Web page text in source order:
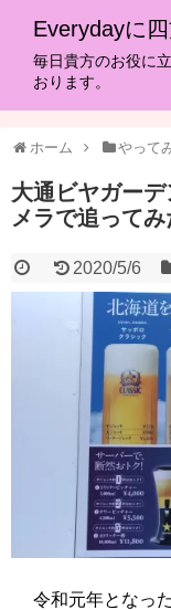
Everydayに
毎日貴方のお役に
おります。
ホーム やって
大通ビヤガー
メラで追ってみ
2020/5/6
令和元年となっ